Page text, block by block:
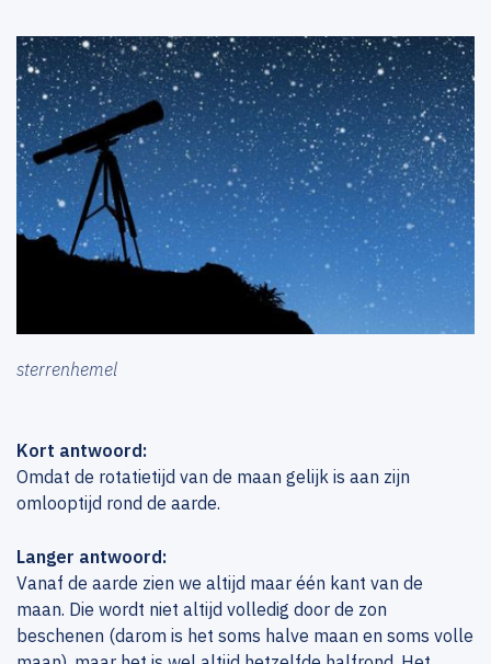
sterrenhemel
Kort antwoord:
Omdat de rotatietijd van de maan gelijk is aan zijn
omlooptijd rond de aarde.
Langer antwoord:
Vanaf de aarde zien we altijd maar één kant van de
maan. Die wordt niet altijd volledig door de zon
beschenen (darom is het soms halve maan en soms volle